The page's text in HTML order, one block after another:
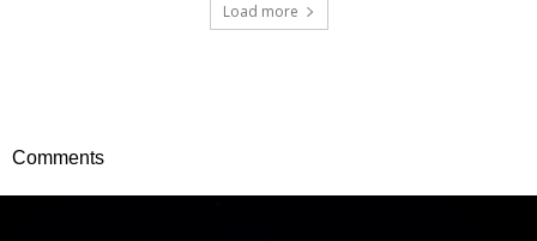
Load more
Comments